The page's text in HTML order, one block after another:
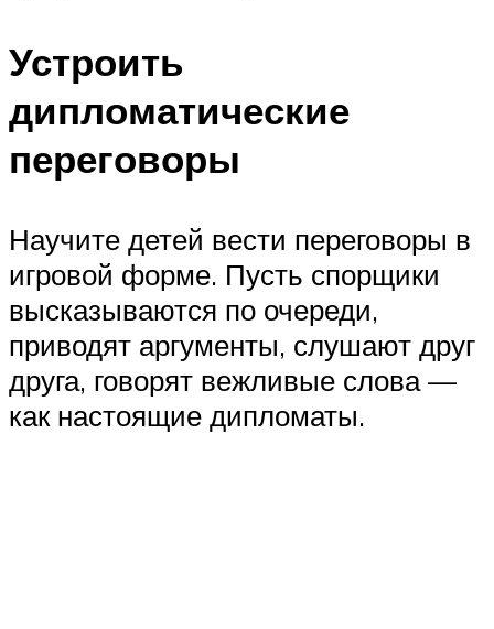
Устроить
дипломатические
переговоры
Научите детей вести переговоры в
игровой форме. Пусть спорщики
высказываются по очереди,
приводят аргументы, слушают друг
друга, говорят вежливые слова —
как настоящие дипломаты.